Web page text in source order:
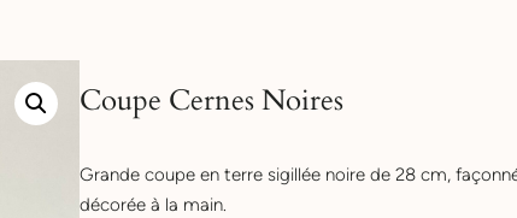
Coupe Cernes Noires
Grande coupe en terre sigillée noire de 28 cm,
décorée à la main.